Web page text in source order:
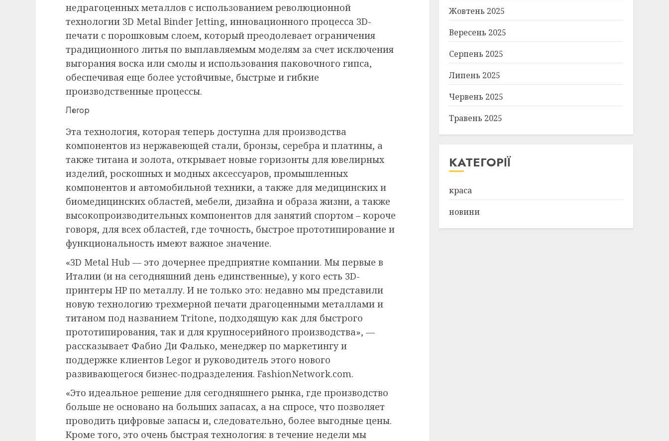
недрагоценных металлов с использованием революционной
технологии 3D Metal Binder Jetting, инновационного процесса 3D-
печати с порошковым слоем, который преодолевает ограничения
традиционного литья по выплавляемым моделям за счет исключения
выгорания воска или смолы и использования паковочного гипса,
обеспечивая еще более устойчивые, быстрые и гибкие
производственные процессы.
Легор
Эта технология, которая теперь доступна для производства
компонентов из нержавеющей стали, бронзы, серебра и платины, а
также титана и золота, открывает новые горизонты для ювелирных
изделий, роскошных и модных аксессуаров, промышленных
компонентов и автомобильной техники, а также для медицинских и
биомедицинских областей, мебели, дизайна и образа жизни, а также
высокопроизводительных компонентов для занятий спортом – короче
говоря, для всех областей, где точность, быстрое прототипирование и
функциональность имеют важное значение.
«3D Metal Hub — это дочернее предприятие компании. Мы первые в
Италии (и на сегодняшний день единственные), у кого есть 3D-
принтеры HP по металлу. И не только это: недавно мы представили
новую технологию трехмерной печати драгоценными металлами и
титаном под названием Tritone, подходящую как для быстрого
прототипирования, так и для крупносерийного производства», —
рассказывает Фабио Ди Фалько, менеджер по маркетингу и
поддержке клиентов Legor и руководитель этого нового
развивающегося бизнес-подразделения. FashionNetwork.com.
«Это идеальное решение для сегодняшнего рынка, где производство
больше не основано на больших запасах, а на спросе, что позволяет
проводить цифровые запасы и, следовательно, более выгодные цены.
Кроме того, это очень быстрая технология: в течение недели мы
Жовтень 2025
Вересень 2025
Серпень 2025
Липень 2025
Червень 2025
Травень 2025
КАТЕГОРІЇ
краса
новини